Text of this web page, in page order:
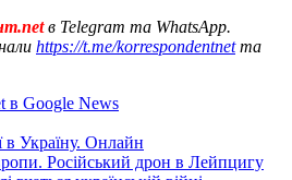
в Telegram та WhatsApp.
https://t.me/korrespondentnetта
в Google News
в Україну. Онлайн
Російський дрон в Лейпцигу